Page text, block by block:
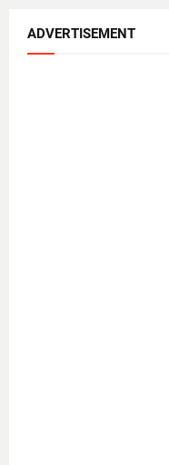
ADVERTISEMENT